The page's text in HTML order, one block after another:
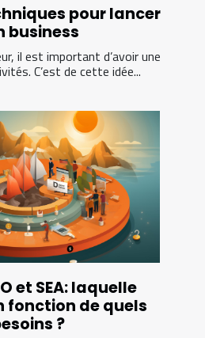
pour lancer
business
il est important d’avoir une
C’est de cette idée...
et SEA: laquelle
fonction de quels
?